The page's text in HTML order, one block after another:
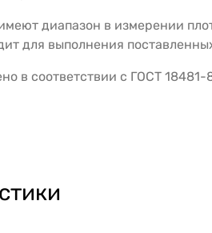
диапазон в измерении
для выполнения
в соответствии с ГОСТ 18481-